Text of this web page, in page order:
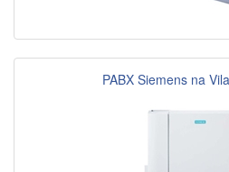
PABX Siemens na